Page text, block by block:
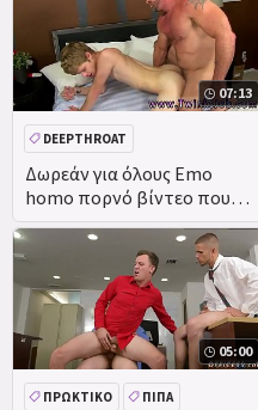
07:13
Δωρεάν για όλους Emo
homo πορνό βίντεο που
όλοι θα απολαύσετε για να
πιπιλίζουν το
DEEPTHROAT
05:00
ΠΡΩΚΤΙΚΌ ΠΊΠΑ